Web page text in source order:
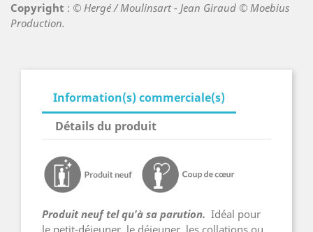
Copyright : © Hergé / Moulinsart - Jean Giraud © Moebius
Production.
Information(s) commerciale(s)
Détails du produit
Produit neuf tel qu'à sa parution. Idéal pour
le petit-déjeuner, le déjeuner, les collations ou